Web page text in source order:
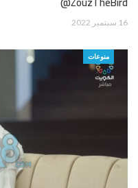
16 سبتمبر 2022
منوعات